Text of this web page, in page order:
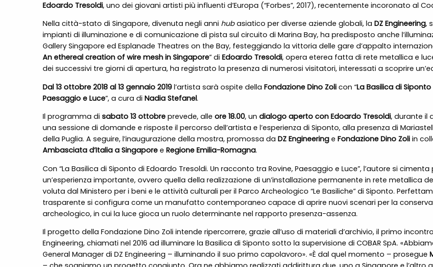
Edoardo Tresoldi, uno dei giovani artisti più influenti d’Europa (“Forbes”, 2017), recentemente incoronato al
Nella città-stato di Singapore, divenuta negli anni hubasiatico per diverse aziende globali, la DZ Engineering,
impianti di illuminazione e di comunicazione di pista sul circuito di Marina Bay, ha predisposto anche
Gallery Singapore ed Esplanade Theatres on the Bay, festeggiando la vittoria delle gare d’appalto
An ethereal creation of wire mesh in Singapore” di Edoardo Tresoldi, opera eterea fatta di rete metallica e
dei successivi tre giorni di apertura, ha registrato la presenza di numerosi visitatori, interessati a scoprire
Dal 13 ottobre 2018 al 13 gennaio 2019 l’artista sarà ospite della Fondazione Dino Zoli con “La Basilica di
Paesaggio e Luce”, a cura di Nadia Stefanel.
Il programma di sabato 13 ottobre prevede, alle ore 18.00, un dialogo aperto con Edoardo Tresoldi, durante il
una sessione di domande e risposte il percorso dell’artista e l’esperienza di Siponto, alla presenza di
della Puglia. A seguire, l’inaugurazione della mostra, promossa da DZ Engineering e Fondazione Dino Zoli in
Ambasciata d’Italia a Singapore e Regione Emilia-Romagna.
Con “La Basilica di Siponto di Edoardo Tresoldi. Un racconto tra Rovine, Paesaggio e Luce”, l’autore si
un’esperienza importante, ovvero quella della realizzazione di un’installazione permanente in rete metallica
voluta dal Ministero per i beni e le attività culturali per il Parco Archeologico “Le Basiliche” di Siponto.
trasparente si configura come un manufatto contemporaneo capace di aprire nuovi scenari per la
archeologico, in cui la luce gioca un ruolo determinante nel rapporto presenza-assenza.
Il progetto della Fondazione Dino Zoli intende ripercorrere, grazie all’uso di materiali d’archivio, il primo
Engineering, chiamati nel 2016 ad illuminare la Basilica di Siponto sotto la supervisione di COBAR SpA.
General Manager di DZ Engineering – illuminando il suo primo capolavoro». «È dal quel momento – prosegue